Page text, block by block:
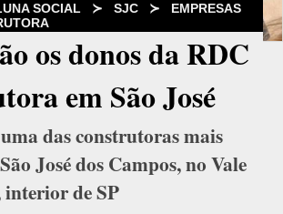
SOCIAL ≻ SJC ≻
EMPRESAS
os donos da RDC
em São José
das construtoras mais
José dos Campos, no Vale
de SP